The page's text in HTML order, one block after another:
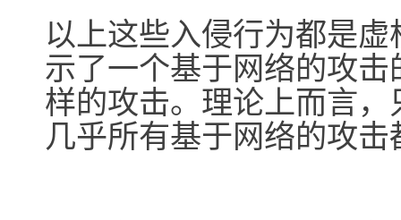
以上这些入侵行为都是
示了一个基于网络的攻
样的攻击。理论上而言
几乎所有基于网络的攻